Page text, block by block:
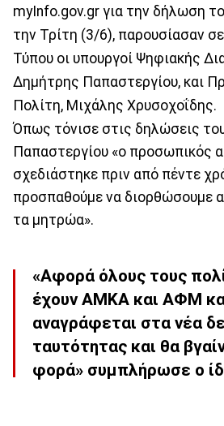
myInfo.gov.gr για την δήλωση
την Τρίτη (3/6), παρουσίασαν
Τύπου οι υπουργοί Ψηφιακής
Δημήτρης Παπαστεργίου, και
Πολίτη, Μιχάλης Χρυσοχοΐδης.
Όπως τόνισε στις δηλώσεις
Παπαστεργίου «ο προσωπικός
σχεδιάστηκε πριν από πέντε
προσπαθούμε να διορθώσουμε
τα μητρώα».
«Αφορά όλους τους
έχουν ΑΜΚΑ και ΑΦΜ
αναγράφεται στα νέα
ταυτότητας και θα
φορά» συμπλήρωσε ο